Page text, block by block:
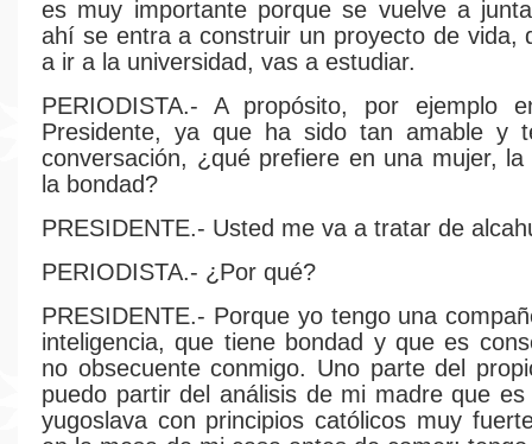
es muy importante porque se vuelve a
ahí se entra a construir un proyecto de vida,
a ir a la universidad, vas a estudiar.
PERIODISTA.- A propósito, por ejemplo
Presidente, ya que ha sido tan amable y
conversación, ¿qué prefiere en una mujer, la
la bondad?
PRESIDENTE.- Usted me va a tratar de
PERIODISTA.- ¿Por qué?
PRESIDENTE.- Porque yo tengo una
inteligencia, que tiene bondad y que es
no obsecuente conmigo. Uno parte del
puedo partir del análisis de mi madre que
yugoslava con principios católicos muy